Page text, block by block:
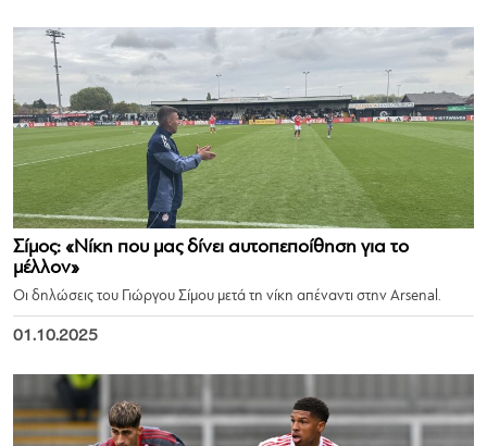
Σίμος: «Νίκη που μας δίνει αυτοπεποίθηση για το
μέλλον»
Οι δηλώσεις του Γιώργου Σίμου μετά τη νίκη απέναντι στην Arsenal.
01.10.2025